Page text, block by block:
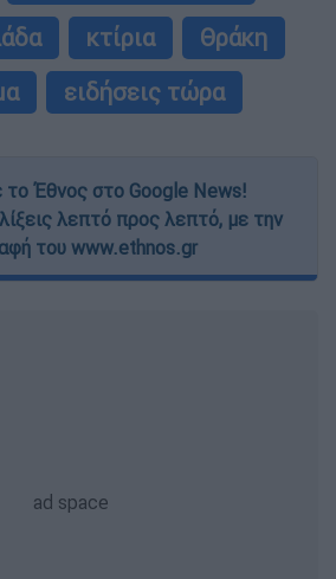
κτίρια
Θράκη
ειδήσεις τώρα
το Έθνος στο Google News!
λεπτό προς λεπτό, με την
του www.ethnos.gr